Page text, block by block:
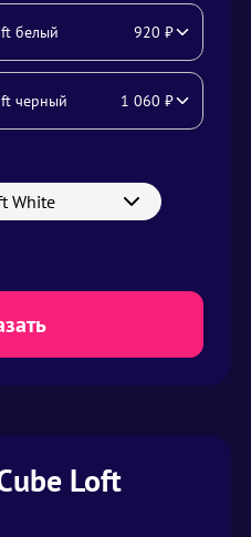
белый 920 ₽
черный 1 060 ₽
White
Loft